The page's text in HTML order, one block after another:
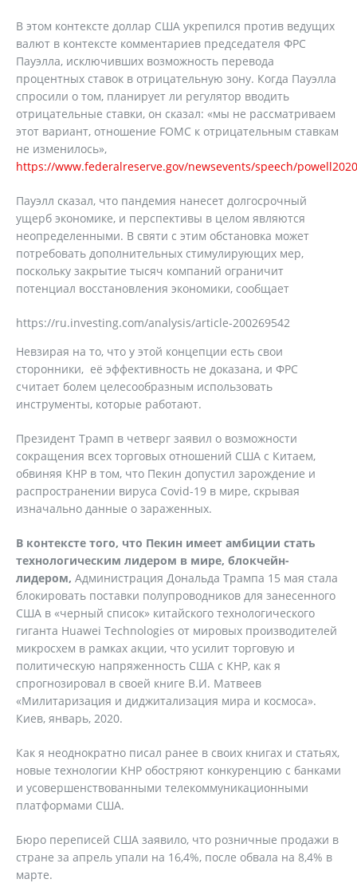
В этом контексте доллар США укрепился против ведущих
валют в контексте комментариев председателя ФРС
Пауэлла, исключивших возможность перевода
процентных ставок в отрицательную зону. Когда Пауэлла
спросили о том, планирует ли регулятор вводить
отрицательные ставки, он сказал: «мы не рассматриваем
этот вариант, отношение FOMC к отрицательным ставкам
не изменилось»,
https://www.federalreserve.gov/newsevents/speech/
Пауэлл сказал, что пандемия нанесет долгосрочный
ущерб экономике, и перспективы в целом являются
неопределенными. В святи с этим обстановка может
потребовать дополнительных стимулирующих мер,
поскольку закрытие тысяч компаний ограничит
потенциал восстановления экономики, сообщает
https://ru.investing.com/analysis/article-200269542
Невзирая на то, что у этой концепции есть свои
сторонники, её эффективность не доказана, и ФРС
считает болем целесообразным использовать
инструменты, которые работают.
Президент Трамп в четверг заявил о возможности
сокращения всех торговых отношений США с Китаем,
обвиняя КНР в том, что Пекин допустил зарождение и
распространении вируса Covid-19 в мире, скрывая
изначально данные о зараженных.
В контексте того, что Пекин имеет амбиции стать
технологическим лидером в мире, блокчейн-
лидером, Администрация Дональда Трампа 15 мая стала
блокировать поставки полупроводников для занесенного
США в «черный список» китайского технологического
гиганта Huawei Technologies от мировых производителей
микросхем в рамках акции, что усилит торговую и
политическую напряженность США с КНР, как я
спрогнозировал в своей книге В.И. Матвеев
«Милитаризация и диджитализация мира и космоса».
Киев, январь, 2020.
Как я неоднократно писал ранее в своих книгах и статьях,
новые технологии КНР обостряют конкуренцию с банками
и усовершенствованными телекоммуникационными
платформами США.
Бюро переписей США заявило, что розничные продажи в
стране за апрель упали на 16,4%, после обвала на 8,4% в
марте.